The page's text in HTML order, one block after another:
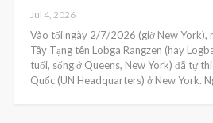
Jul 4, 2026
Vào tối ngày 2/7/2026 (giờ New York),
Tây Tạng tên Lobga Rangzen (hay
tuổi, sống ở Queens, New York) đã tự
Quốc (UN Headquarters) ở New York.